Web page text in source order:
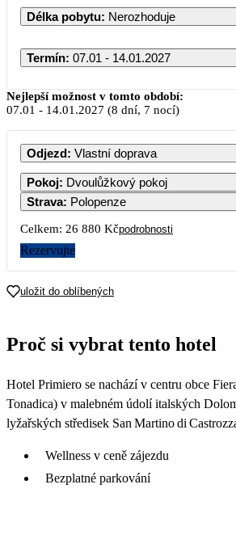
Délka pobytu: Nerozhoduje
Termín: 07.01 - 14.01.2027
Leden 2027
PO ÚT ST ČT
4
15 060
5
14 520
6
13 980
7
11
13 440 13 440 13 440 13 440 13
18 19
25
13 440
26 27 28
Nejlepší možnost v tomto období:
07.01 - 14.01.2027 (8 dní, 7 nocí)
Odjezd: Vlastní doprava
Pokoj: Dvoulůžkový pokoj
Strava: Polopenze
Celkem: 26 880 Kčpodrobnosti
Rezervujte
uložit do oblíbených
Proč si vybrat tento hotel
Hotel Primiero se nachází v centru obce
Tonadica) v malebném údolí italských
lyžařských středisek San Martino di
Wellness v ceně zájezdu
Bezplatné parkování